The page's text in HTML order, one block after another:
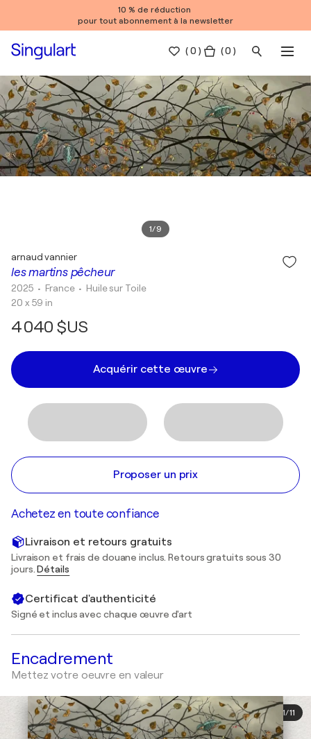
10 % de réduction
pour tout abonnement à la newsletter
(0 ) ( 0 )
1/9
les martins pêcheur
arnaud vannier
2025 • France • Huile sur Toile
20 x 59 in
4 040 $US
Acquérir cette œuvre
Proposer un prix
Achetez en toute confiance
Livraison et retours gratuits
Livraison et frais de douane inclus. Retours gratuits sous 30
jours.Détails
Certificat d'authenticité
Signé et inclus avec chaque œuvre d'art
Encadrement
Mettez votre oeuvre en valeur
1/11